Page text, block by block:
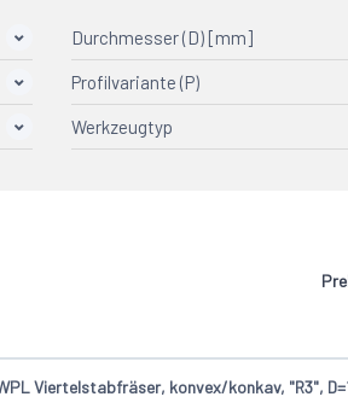
Durchmesser (D) [mm]
Profilvariante (P)
R10
Werkzeugtyp
Viertelstabfräser, konvex/konkav, "R3",